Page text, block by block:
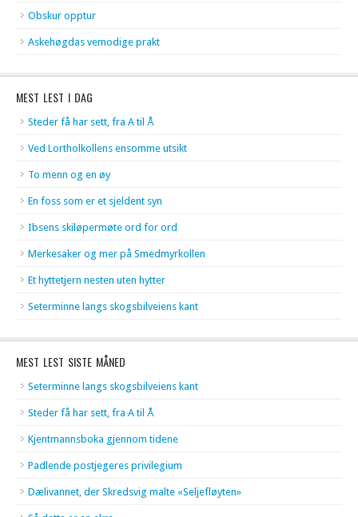
Obskur opptur
Askehøgdas vemodige prakt
MEST LEST I DAG
Steder få har sett, fra A til Å
Ved Lortholkollens ensomme utsikt
To menn og en øy
En foss som er et sjeldent syn
Ibsens skiløpermøte ord for ord
Merkesaker og mer på Smedmyrkollen
Et hyttetjern nesten uten hytter
Seterminne langs skogsbilveiens kant
MEST LEST SISTE MÅNED
Seterminne langs skogsbilveiens kant
Steder få har sett, fra A til Å
Kjentmannsboka gjennom tidene
Padlende postjegeres privilegium
Dælivannet, der Skredsvig malte «Seljefløyten»